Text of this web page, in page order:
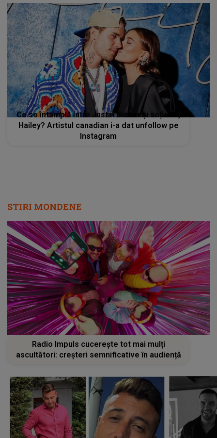
Ce se întâmplă intre Justin Bieber și soția lui,
Hailey? Artistul canadian i-a dat unfollow pe
Instagram
STIRI MONDENE
Radio Impuls cucerește tot mai mulți
ascultători: creșteri semnificative în audiență